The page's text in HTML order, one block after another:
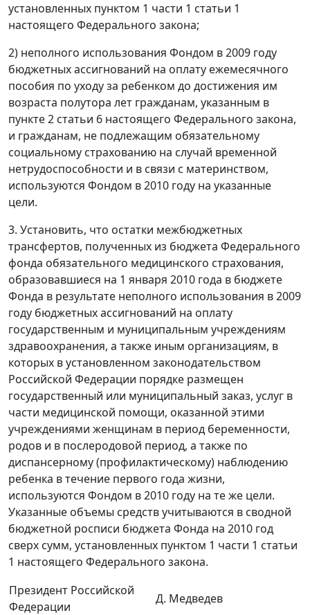
установленных пунктом 1 части 1 статьи 1
настоящего Федерального закона;
2) неполного использования Фондом в 2009 году
бюджетных ассигнований на оплату ежемесячного
пособия по уходу за ребенком до достижения им
возраста полутора лет гражданам, указанным в
пункте 2 статьи 6 настоящего Федерального закона,
и гражданам, не подлежащим обязательному
социальному страхованию на случай временной
нетрудоспособности и в связи с материнством,
используются Фондом в 2010 году на указанные
цели.
3. Установить, что остатки межбюджетных
трансфертов, полученных из бюджета Федерального
фонда обязательного медицинского страхования,
образовавшиеся на 1 января 2010 года в бюджете
Фонда в результате неполного использования в 2009
году бюджетных ассигнований на оплату
государственным и муниципальным учреждениям
здравоохранения, а также иным организациям, в
которых в установленном законодательством
Российской Федерации порядке размещен
государственный или муниципальный заказ, услуг в
части медицинской помощи, оказанной этими
учреждениями женщинам в период беременности,
родов и в послеродовой период, а также по
диспансерному (профилактическому) наблюдению
ребенка в течение первого года жизни,
используются Фондом в 2010 году на те же цели.
Указанные объемы средств учитываются в сводной
бюджетной росписи бюджета Фонда на 2010 год
сверх сумм, установленных пунктом 1 части 1 статьи
1 настоящего Федерального закона.
Президент Российской
Федерации
Д. Медведев